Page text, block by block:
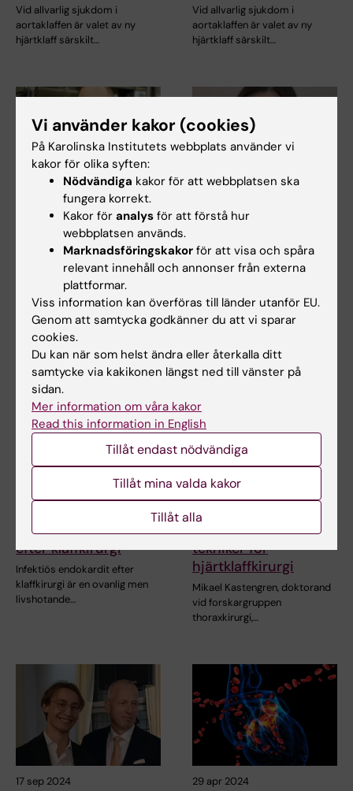
Vid allvarlig sjukdom i
aortaklaffen är valet av ny
hjärtklaff särskilt…
Vid allvarlig sjukdom i
aortaklaffen är valet av ny
hjärtklaff särskilt…
22 maj 2026
Avhandling om
thorakal aortakirurgi
med hjälp av
hjärtlungmaskin
Val av teknik vid thorakal
aortakirurgi kan påverka
komplikationsrisk och…
Malin Granbom Koski
får Asklepiospriset
2025
Svenska Läkaresällskapets
Kandidat- och…
infektiös endokardit
efter klaffkirurgi
Infektiös endokardit efter
klaffkirurgi är en ovanlig men
livshotande…
15 jan 2025
Ny avhandling om
minimalinvasiva
tekniker för
hjärtklaffkirurgi
Mikael Kastengren, doktorand
vid forskargruppen
thoraxkirurgi,…
17 sep 2024 29 apr 2024
Vi använder kakor (cookies)
På Karolinska Institutets webbplats använder vi
kakor för olika syften:
Nödvändiga kakor för att webbplatsen ska
fungera korrekt.
Kakor för analys för att förstå hur
webbplatsen används.
Marknadsföringskakor för att visa och spåra
relevant innehåll och annonser från externa
plattformar.
Viss information kan överföras till länder utanför EU.
Genom att samtycka godkänner du att vi sparar
cookies.
Du kan när som helst ändra eller återkalla ditt
samtycke via kakikonen längst ned till vänster på
sidan.
Mer information om våra kakor
Read this information in English
Tillåt endast nödvändiga
Tillåt mina valda kakor
Tillåt alla